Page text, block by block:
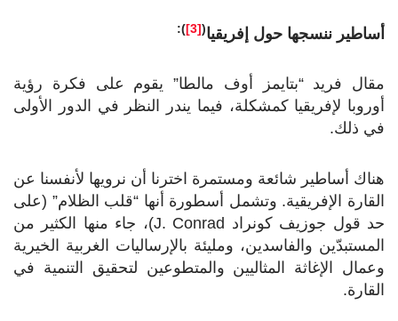
أساطير ننسجها حول إفريقيا(
[3]
):
مقال فريد “بتايمز أوف مالطا” يقوم على فكرة رؤية
أوروبا لإفريقيا كمشكلة، فيما يندر النظر في الدور الأولى
في ذلك.
هناك أساطير شائعة ومستمرة اخترنا أن نرويها لأنفسنا عن
القارة الإفريقية. وتشمل أسطورة أنها “قلب الظلام” (على
حد قول جوزيف كونراد J. Conrad)، جاء منها الكثير من
المستبدّين والفاسدين، ومليئة بالإرساليات الغربية الخيرية
وعمال الإغاثة المثاليين والمتطوعين لتحقيق التنمية في
القارة.